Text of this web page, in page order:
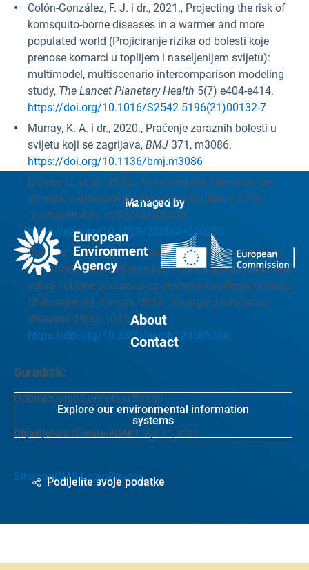
Colón-González, F. J. i dr., 2021., Projecting the risk of
komsquito-borne diseases in a warmer and more
populated world (Projiciranje rizika od bolesti koje
prenose komarci u toplijem i naseljenijem svijetu):
multimodel, multiscenario intercomparison modeling
study, The Lancet Planetary Health 5(7) e404-e414.
https://doi.org/10.1016/S2542-5196(21)00132-7
Murray, K. A. i dr., 2020., Praćenje zaraznih bolesti u
svijetu koji se zagrijava, BMJ 371, m3086.
https://doi.org/10.1136/bmj.m3086
DiSera, L., et al., 2020., The komquito, the virus, the
climate: nepredviđeno ponovno okupljanje 2018.,
Geohealth 4(8), e2020GH000253.
https://doi.org/10.1029/2020GH000253
Rocklöv, J., et al., 2019., Using big data to monitoring
the introduction and spread of Chikungunya (Upotreba
velike količine podataka za praćenje uvođenja i širenja
Chikungunije), Europa, 2017., Emerging infectious
diseases 25(6), 1041.
https://doi.org/10.3390/ijerph120505256
Suradnik:
Odbrojavanje Lanceta u Europi
Objavljeno u Climate-ADAPT: Apr 11, 2025
Podijelite svoje podatke
Managed by
About
Contact
Explore our environmental information
systems
SitemapCMS LoginPrivacy